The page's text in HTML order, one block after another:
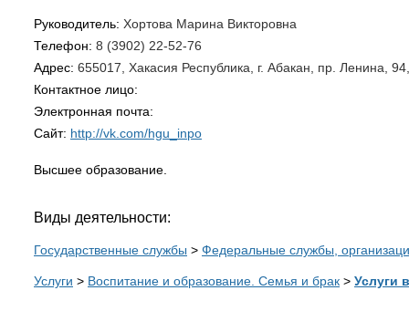
Руководитель: Хортова Марина Викторовна
Телефон: 8 (3902) 22-52-76
Адрес: 655017, Хакасия Республика, г. Абакан, пр. Ленина,
Контактное лицо:
Электронная почта:
Сайт: http://vk.com/hgu_inpo
Высшее образование.
Виды деятельности:
Государственные службы > Федеральные службы,
Услуги > Воспитание и образование. Семья и брак > Услуги